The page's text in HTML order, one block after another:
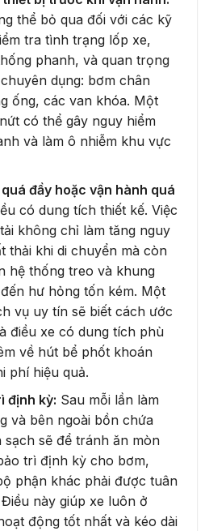
thể bỏ qua đối với các kỹ
tra tình trạng lốp xe,
phanh, và quan trọng
dụng: bơm chân
ống, các van khóa. Một
có thể gây nguy hiểm
và làm ô nhiễm khu vực
đầy hoặc vận hành quá
có dung tích thiết kế. Việc
không chỉ làm tăng nguy
thải khi di chuyển mà còn
hệ thống treo và khung
hư hỏng tốn kém. Một
vụ uy tín sẽ biết cách ước
điều xe có dung tích phù
về hút bể phốt khoán
phí hiệu quả.
định kỳ: Sau mỗi lần làm
và bên ngoài bồn chứa
sẽ để tránh ăn mòn
trì định kỳ cho bơm,
phận khác phải được tuân
này giúp xe luôn ở
động tốt nhất và kéo dài